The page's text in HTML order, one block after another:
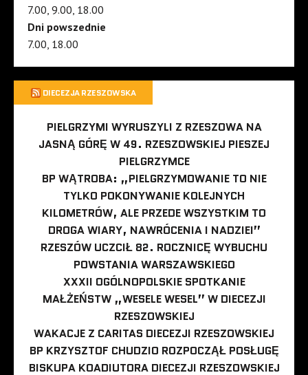
7.00, 9.00, 18.00
Dni powszednie
7.00, 18.00
DIECEZJA RZESZOWSKA
PIELGRZYMI WYRUSZYLI Z RZESZOWA NA
JASNĄ GÓRĘ W 49. RZESZOWSKIEJ PIESZEJ
PIELGRZYMCE
BP WĄTROBA: „PIELGRZYMOWANIE TO NIE
TYLKO POKONYWANIE KOLEJNYCH
KILOMETRÓW, ALE PRZEDE WSZYSTKIM TO
DROGA WIARY, NAWRÓCENIA I NADZIEI”
RZESZÓW UCZCIŁ 82. ROCZNICĘ WYBUCHU
POWSTANIA WARSZAWSKIEGO
XXXII OGÓLNOPOLSKIE SPOTKANIE
MAŁŻEŃSTW „WESELE WESEL” W DIECEZJI
RZESZOWSKIEJ
WAKACJE Z CARITAS DIECEZJI RZESZOWSKIEJ
BP KRZYSZTOF CHUDZIO ROZPOCZĄŁ POSŁUGĘ
BISKUPA KOADIUTORA DIECEZJI RZESZOWSKIEJ